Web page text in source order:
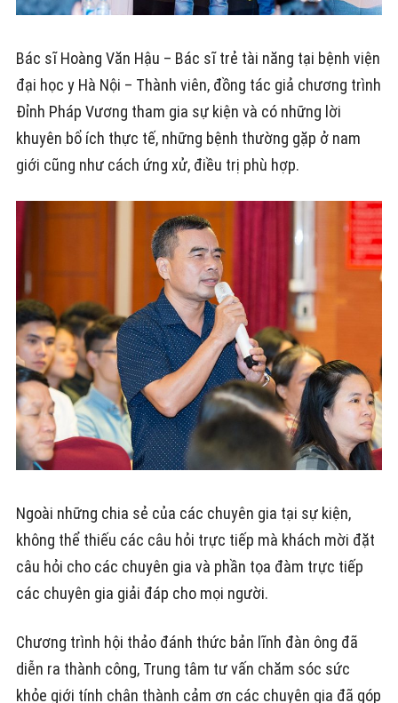
Bác sĩ Hoàng Văn Hậu – Bác sĩ trẻ tài năng tại bệnh viện
đại học y Hà Nội – Thành viên, đồng tác giả chương trình
Đỉnh Pháp Vương tham gia sự kiện và có những lời
khuyên bổ ích thực tế, những bệnh thường gặp ở nam
giới cũng như cách ứng xử, điều trị phù hợp.
Ngoài những chia sẻ của các chuyên gia tại sự kiện,
không thể thiếu các câu hỏi trực tiếp mà khách mời đặt
câu hỏi cho các chuyên gia và phần tọa đàm trực tiếp
các chuyên gia giải đáp cho mọi người.
Chương trình hội thảo đánh thức bản lĩnh đàn ông đã
diễn ra thành công, Trung tâm tư vấn chăm sóc sức
khỏe giới tính chân thành cảm ơn các chuyên gia đã góp